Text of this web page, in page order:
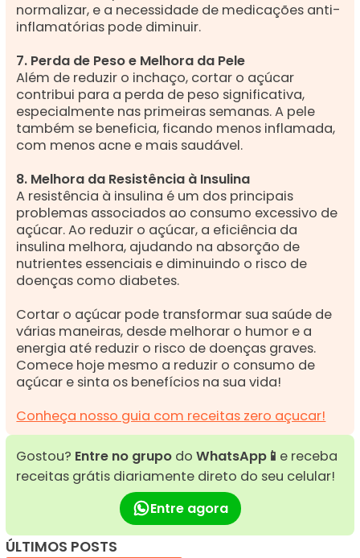
normalizar, e a necessidade de medicações anti-
inflamatórias pode diminuir.
7. Perda de Peso e Melhora da Pele
Além de reduzir o inchaço, cortar o açúcar
contribui para a perda de peso significativa,
especialmente nas primeiras semanas. A pele
também se beneficia, ficando menos inflamada,
com menos acne e mais saudável.
8. Melhora da Resistência à Insulina
A resistência à insulina é um dos principais
problemas associados ao consumo excessivo de
açúcar. Ao reduzir o açúcar, a eficiência da
insulina melhora, ajudando na absorção de
nutrientes essenciais e diminuindo o risco de
doenças como diabetes.
Cortar o açúcar pode transformar sua saúde de
várias maneiras, desde melhorar o humor e a
energia até reduzir o risco de doenças graves.
Comece hoje mesmo a reduzir o consumo de
açúcar e sinta os benefícios na sua vida!
Conheça nosso guia com receitas zero açucar!
Gostou? Entre no grupo do WhatsApp📱 e receba
receitas grátis diariamente direto do seu celular!
Entre agora
ÚLTIMOS POSTS